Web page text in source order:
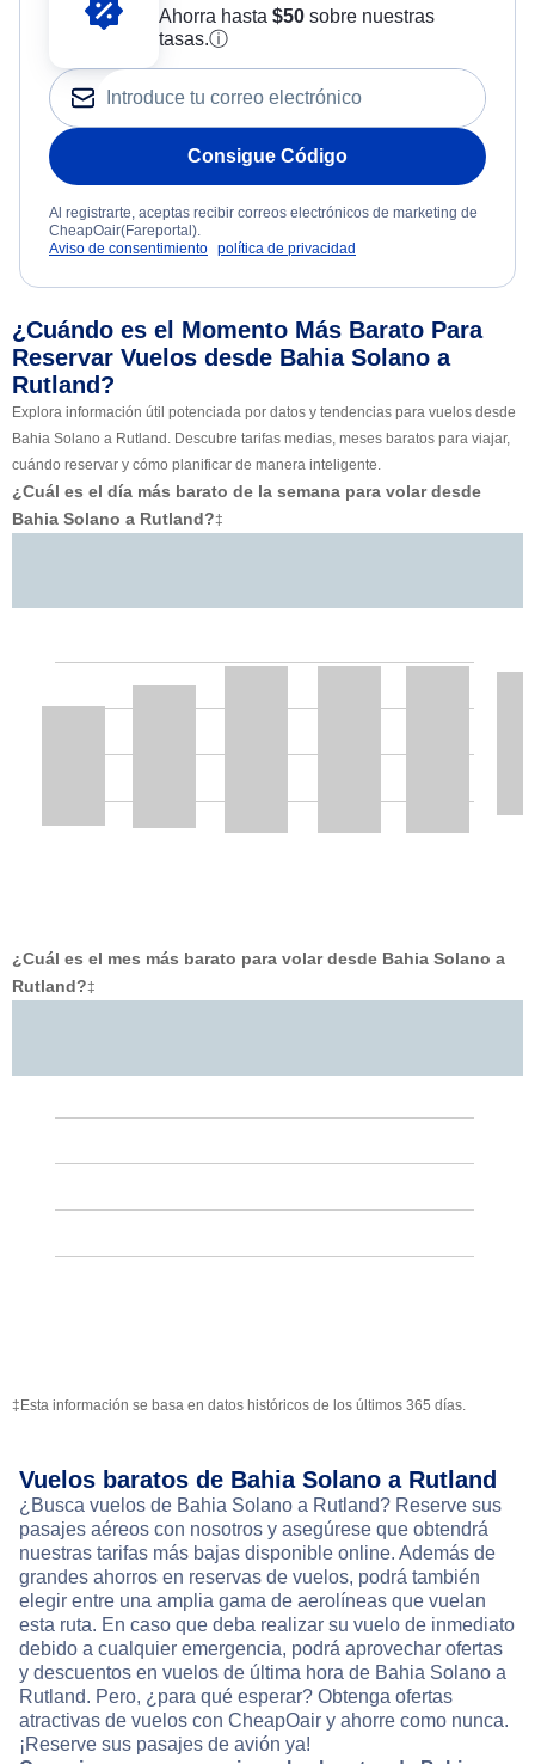
Ahorra hasta $50sobre nuestras
tasas.ⓘ
Consigue Código
Al registrarte, aceptas recibir correos electrónicos de marketing de
CheapOair(Fareportal).
Aviso de consentimiento política de privacidad
¿Cuándo es el Momento Más Barato Para
Reservar Vuelos desde Bahia Solano a
Rutland?
Explora información útil potenciada por datos y tendencias para vuelos desde
Bahia Solano a Rutland. Descubre tarifas medias, meses baratos para viajar,
cuándo reservar y cómo planificar de manera inteligente.
¿Cuál es el día más barato de la semana para volar desde
Bahia Solano a Rutland?‡
¿Cuál es el mes más barato para volar desde Bahia Solano a
Rutland?‡
‡Esta información se basa en datos históricos de los últimos 365 días.
Vuelos baratos de Bahia Solano a Rutland
¿Busca vuelos de Bahia Solano a Rutland? Reserve sus
pasajes aéreos con nosotros y asegúrese que obtendrá
nuestras tarifas más bajas disponible online. Además de
grandes ahorros en reservas de vuelos, podrá también
elegir entre una amplia gama de aerolíneas que vuelan
esta ruta. En caso que deba realizar su vuelo de inmediato
debido a cualquier emergencia, podrá aprovechar ofertas
y descuentos en vuelos de última hora de Bahia Solano a
Rutland. Pero, ¿para qué esperar? Obtenga ofertas
atractivas de vuelos con CheapOair y ahorre como nunca.
¡Reserve sus pasajes de avión ya!